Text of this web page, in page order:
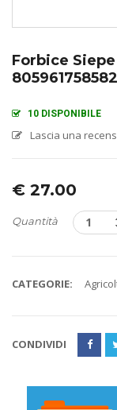
Forbice
10 DISPONIBILE
Lascia una
€ 27.00
Quantità
CATEGORIE:
CONDIVIDI